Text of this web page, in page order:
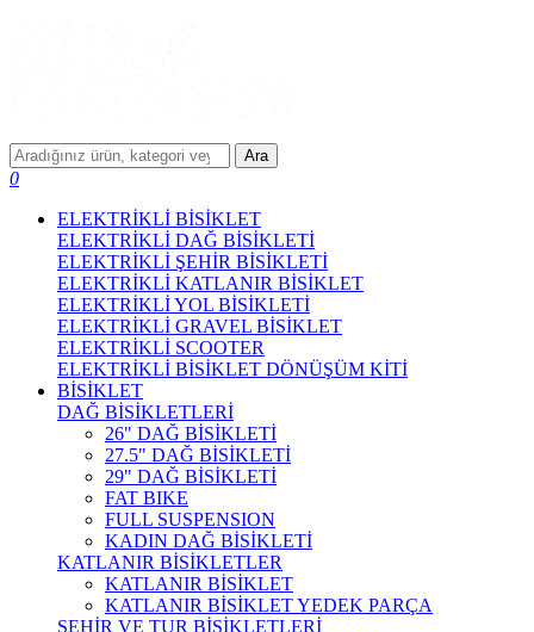
Ara
0
ELEKTRİKLİ BİSİKLET
ELEKTRİKLİ DAĞ BİSİKLETİ
ELEKTRİKLİ ŞEHİR BİSİKLETİ
ELEKTRİKLİ KATLANIR BİSİKLET
ELEKTRİKLİ YOL BİSİKLETİ
ELEKTRİKLİ GRAVEL BİSİKLET
ELEKTRİKLİ SCOOTER
ELEKTRİKLİ BİSİKLET DÖNÜŞÜM KİTİ
BİSİKLET
DAĞ BİSİKLETLERİ
26" DAĞ BİSİKLETİ
27.5" DAĞ BİSİKLETİ
29" DAĞ BİSİKLETİ
FAT BIKE
FULL SUSPENSION
KADIN DAĞ BİSİKLETİ
KATLANIR BİSİKLETLER
KATLANIR BİSİKLET
KATLANIR BİSİKLET YEDEK PARÇA
ŞEHİR VE TUR BİSİKLETLERİ